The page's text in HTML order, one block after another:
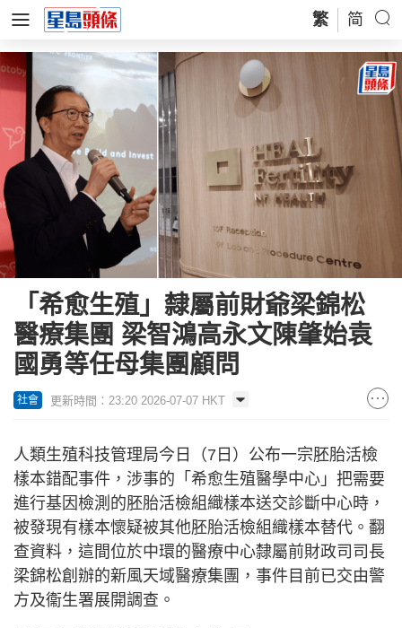
繁 简
「希愈生殖」隸屬前財爺梁錦松
醫療集團 梁智鴻高永文陳肇始袁
國勇等任母集團顧問
社會 更新時間：23:20 2026-07-07 HKT
人類生殖科技管理局今日（7日）公布一宗胚胎活檢
樣本錯配事件，涉事的「希愈生殖醫學中心」把需要
進行基因檢測的胚胎活檢組織樣本送交診斷中心時，
被發現有樣本懷疑被其他胚胎活檢組織樣本替代。翻
查資料，這間位於中環的醫療中心隸屬前財政司司長
梁錦松創辦的新風天域醫療集團，事件目前已交由警
方及衞生署展開調查。